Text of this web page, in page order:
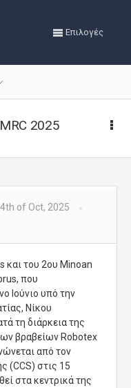
Επιλογές
2025
of Oct, 2025
και του 2ου Minoan
που
Ιούνιο υπό την
Νίκου
τη διάρκεια της
βραβείων Robotex
από τον
(CCS) στις 15
στα κεντρικά της